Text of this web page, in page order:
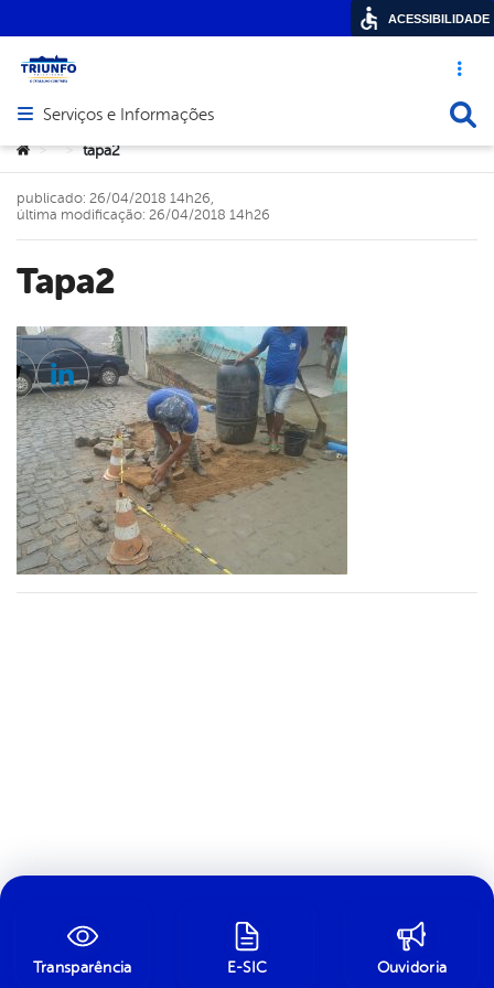
Acesso
Abrir menu principal de navegação
Serviços e Informações
Você está aqui:
> > tapa2
tapa2
publicado: 26/04/2018 14h26,
última modificação: 26/04/2018 14h26
Twitter
Linkedin
Transparência E-SIC Ouvidoria
ACESSIBILIDADE